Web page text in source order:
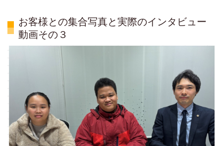
お客様との集合写真と実際のインタビュー
動画その３